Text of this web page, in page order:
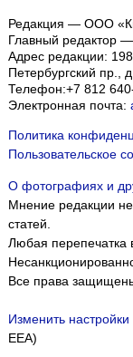
Редакция — ООО
Главный редактор
Адрес редакции:
Петербургский пр.,
Телефон:+7 812
Электронная почта:
Политика
Пользовательское
О фотографиях и
Мнение редакции не
статей.
Любая перепечатка
Все права
Изменить
EEA)